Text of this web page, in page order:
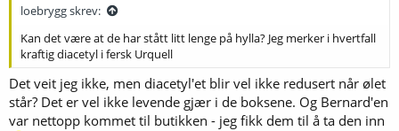
loebrygg skrev:
Kan det være at de har stått litt lenge på hylla? Jeg merker i hvertfall
kraftig diacetyl i fersk Urquell
Det veit jeg ikke, men diacetyl'et blir vel ikke redusert når ølet
står? Det er vel ikke levende gjær i de boksene. Og Bernard'en
var nettopp kommet til butikken - jeg fikk dem til å ta den inn